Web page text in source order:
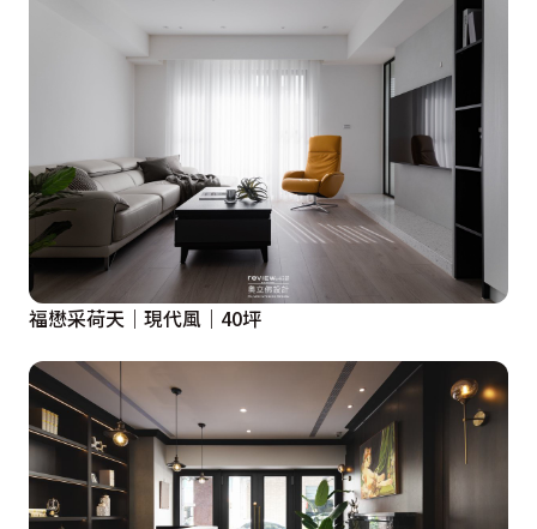
福懋采荷天｜現代風｜40坪